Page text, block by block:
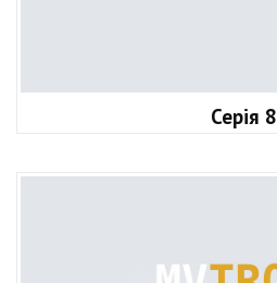
Серія 8